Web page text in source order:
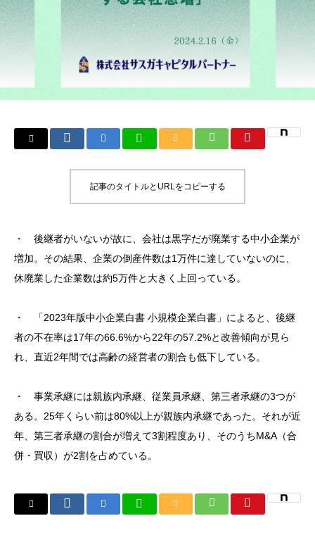
記事のタイトルとURLをコピーする
・ 後継者がいないが故に、会社は黒字だが廃業する中小企業が
増加。その結果、企業の倒産件数は1万件に達していないのに、
休廃業した企業数は約5万件と大きく上回っている。
・ 「2023年版中小企業白書 小規模企業白書」によると、後継
者の不在率は17年の66.6%から22年の57.2%と改善傾向が見ら
れ、直近2年間では高齢の経営者の割合も低下している。
・ 事業承継には親族内承継、従業員承継、第三者承継の3つが
ある。25年くらい前は80%以上が親族内承継であった。それが近
年、第三者承継の割合が増えて3割程度あり、そのうちM&A（合
併・買収）が2割を占めている。